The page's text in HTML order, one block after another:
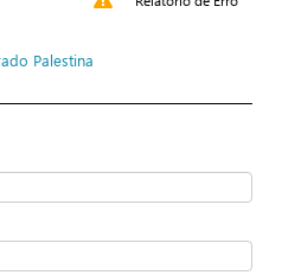
Palestina